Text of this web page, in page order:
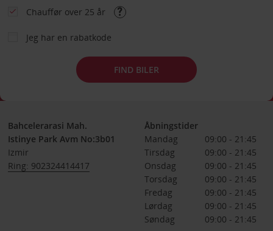
Chauffør over 25 år
Jeg har en rabatkode
FIND BILER
Bahcelerarasi Mah.
Istinye Park Avm No:3b01
Izmir
Ring: 902324414417
Åbningstider
Mandag
09:00 - 21:45
Tirsdag
09:00 - 21:45
Onsdag
09:00 - 21:45
Torsdag
09:00 - 21:45
Fredag
09:00 - 21:45
Lørdag
09:00 - 21:45
Søndag
09:00 - 21:45